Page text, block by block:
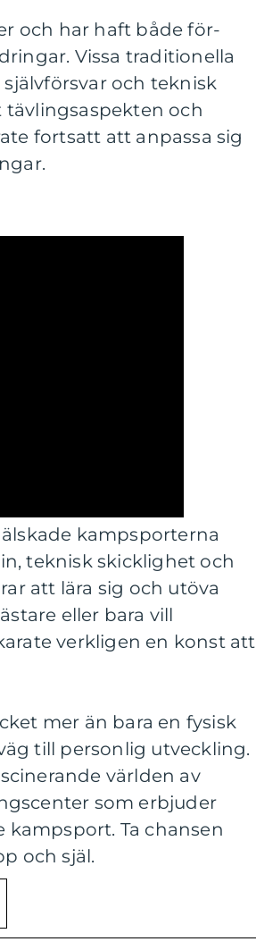
och har haft både för-
Vissa traditionella
och teknisk
och
fortsatt att anpassa sig
kampsporterna
teknisk skicklighet och
att lära sig och utöva
eller bara vill
verkligen en konst att
mer än bara en fysisk
till personlig utveckling.
världen av
som erbjuder
Ta chansen
och själ.